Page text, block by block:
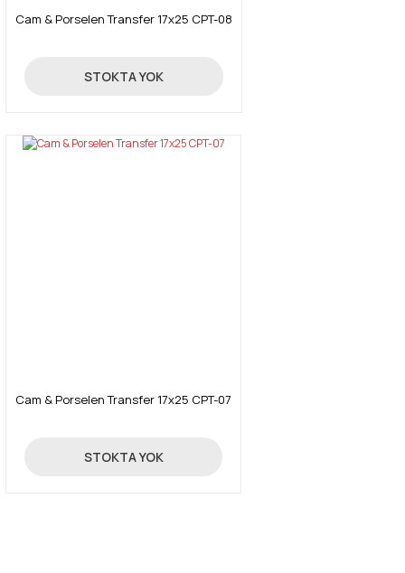
Cam & Porselen Transfer 17x25 CPT-08
4,26 TL
STOKTA YOK
Cam & Porselen Transfer 17x25 CPT-07
4,26 TL
STOKTA YOK